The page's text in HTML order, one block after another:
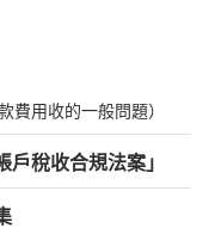
費用收的一般問題）
戶稅收合規法案」